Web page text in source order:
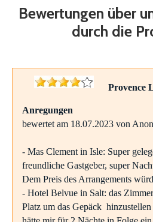
Bewertungen über
durch die
Provence
Anregungen
bewertet am 18.07.2023 von
- Mas Clement in Isle: Super
freundliche Gastgeber, super
Dem Preis des Arrangements
- Hotel Belvue in Salt: das
Platz um das Gepäck